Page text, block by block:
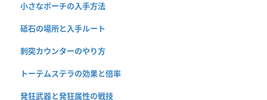
小さなポーチの入手方法
砥石の場所と入手ルート
刺突カウンターのやり方
トーテムステラの効果と倍率
発狂武器と発狂属性の戦技